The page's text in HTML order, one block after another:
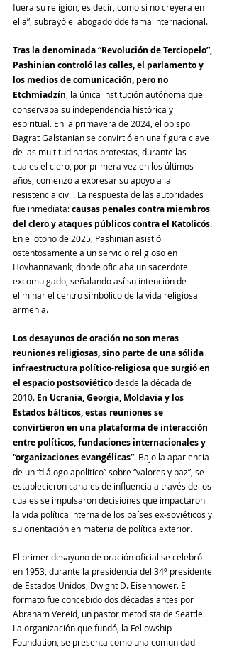
fuera su religión, es decir, como si no creyera en
ella”, subrayó el abogado dde fama internacional.
Tras la denominada “Revolución de Terciopelo”,
Pashinian controló las calles, el parlamento y
los medios de comunicación, pero no
Etchmiadzín , la única institución autónoma que
conservaba su independencia histórica y
espiritual. En la primavera de 2024, el obispo
Bagrat Galstanian se convirtió en una figura clave
de las multitudinarias protestas, durante las
cuales el clero, por primera vez en los últimos
años, comenzó a expresar su apoyo a la
resistencia civil. La respuesta de las autoridades
fue inmediata: causas penales contra miembros
del clero y ataques públicos contra el Katolicós.
En el otoño de 2025, Pashinian asistió
ostentosamente a un servicio religioso en
Hovhannavank, donde oficiaba un sacerdote
excomulgado, señalando así su intención de
eliminar el centro simbólico de la vida religiosa
armenia.
Los desayunos de oración no son meras
reuniones religiosas, sino parte de una sólida
infraestructura político-religiosa que surgió en
el espacio postsoviético desde la década de
2010. En Ucrania, Georgia, Moldavia y los
Estados bálticos, estas reuniones se
convirtieron en una plataforma de interacción
entre políticos, fundaciones internacionales y
“organizaciones evangélicas”. Bajo la apariencia
de un “diálogo apolítico” sobre “valores y paz”, se
establecieron canales de influencia a través de los
cuales se impulsaron decisiones que impactaron
la vida política interna de los países ex-soviéticos y
su orientación en materia de política exterior.
El primer desayuno de oración oficial se celebró
en 1953, durante la presidencia del 34º presidente
de Estados Unidos, Dwight D. Eisenhower. El
formato fue concebido dos décadas antes por
Abraham Vereid, un pastor metodista de Seattle.
La organización que fundó, la Fellowship
Foundation, se presenta como una comunidad